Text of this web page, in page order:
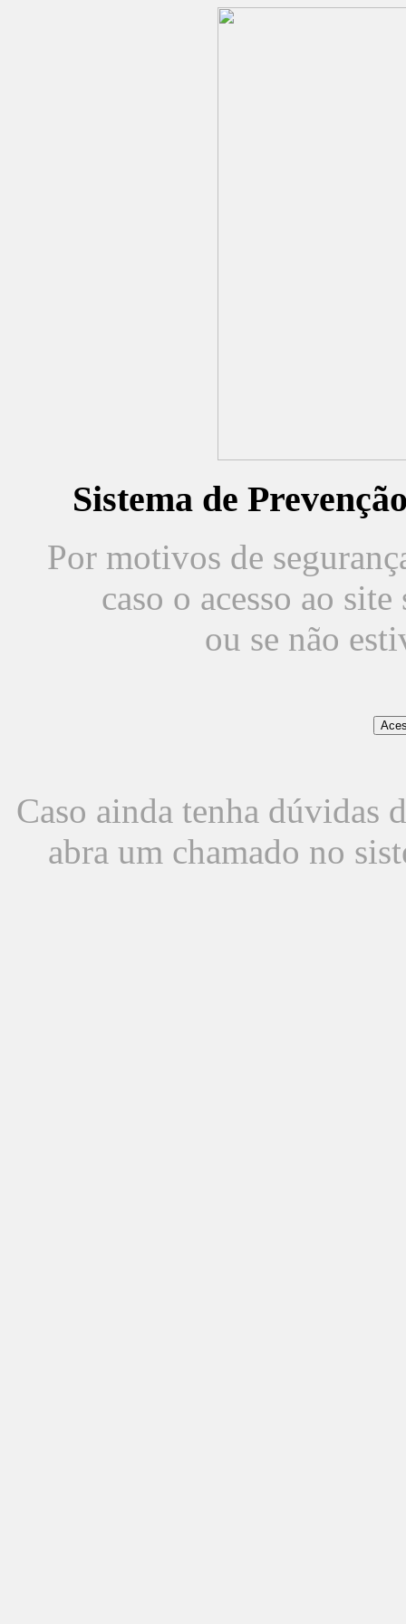
Sistema de
Por motivos de
caso o acesso ao
ou se não
Caso ainda tenha dúvidas
abra um chamado no